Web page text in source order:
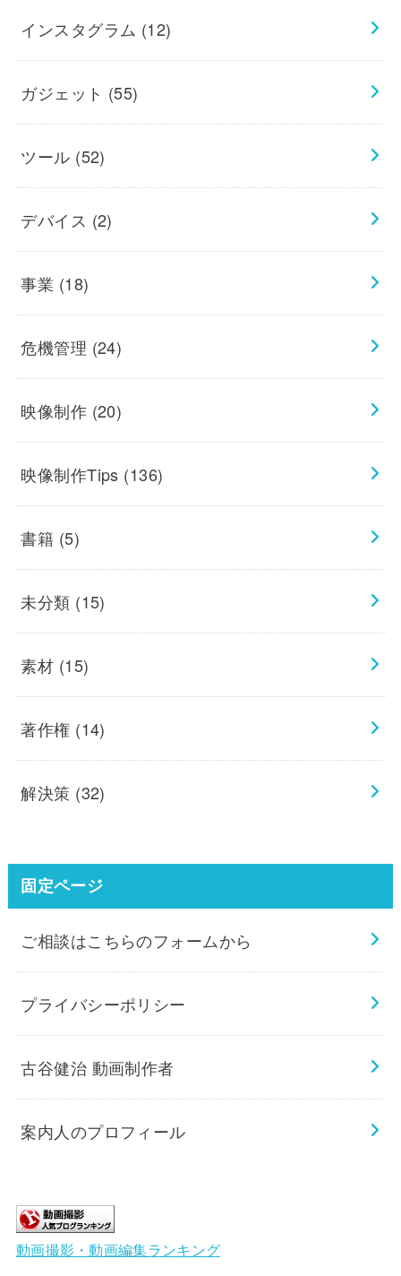
インスタグラム (12)
ガジェット (55)
ツール (52)
デバイス (2)
事業 (18)
危機管理 (24)
映像制作 (20)
映像制作Tips (136)
書籍 (5)
未分類 (15)
素材 (15)
著作権 (14)
解決策 (32)
固定ページ
ご相談はこちらのフォームから
プライバシーポリシー
古谷健治 動画制作者
案内人のプロフィール
動画撮影・動画編集ランキング